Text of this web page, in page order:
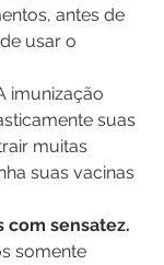
antes de
usar o
imunização
suas
muitas
suas vacinas
com sensatez.
somente